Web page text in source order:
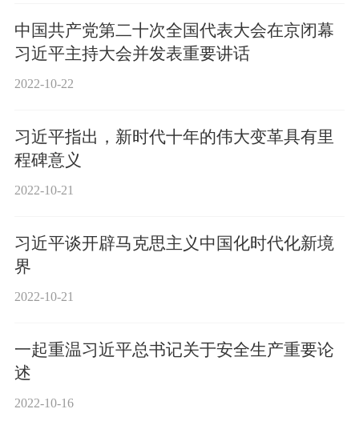
中国共产党第二十次全国代表大会在京闭幕
习近平主持大会并发表重要讲话
2022-10-22
习近平指出，新时代十年的伟大变革具有里
程碑意义
2022-10-21
习近平谈开辟马克思主义中国化时代化新境
界
2022-10-21
一起重温习近平总书记关于安全生产重要论
述
2022-10-16